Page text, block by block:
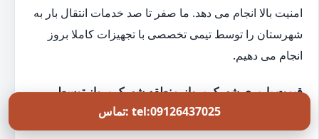
امنیت بالا انجام می دهد. ما صفر تا صد خدمات انتقال بار به
شهرستان را توسط تیمی تخصصی با تجهیزات کاملا بروز
انجام می دهیم.
قیمت باربری شهرک پرواز,منطقه شهرک پرواز توسط
بهترین شرکت اسباب کشیتماس: tel:09126437025